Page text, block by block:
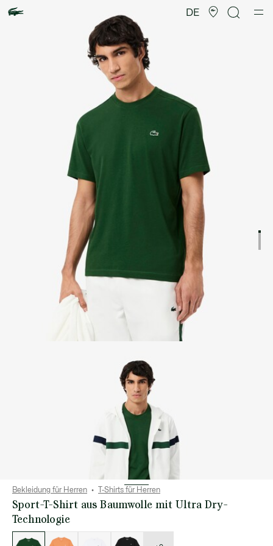
DE
Bekleidung für Herren T-Shirts für Herren
Sport-T-Shirt aus Baumwolle mit Ultra Dry-
Technologie
der